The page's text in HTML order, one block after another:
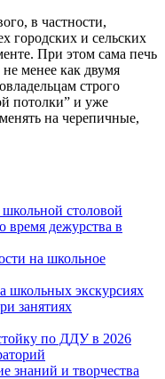
в частности,
городских и сельских
При этом сама печь
менее как двумя
строго
потолки” и уже
на черепичные,
школьной столовой
время дежурства в
на школьное
школьных экскурсиях
занятиях
по ДДУ в 2026
знаний и творчества